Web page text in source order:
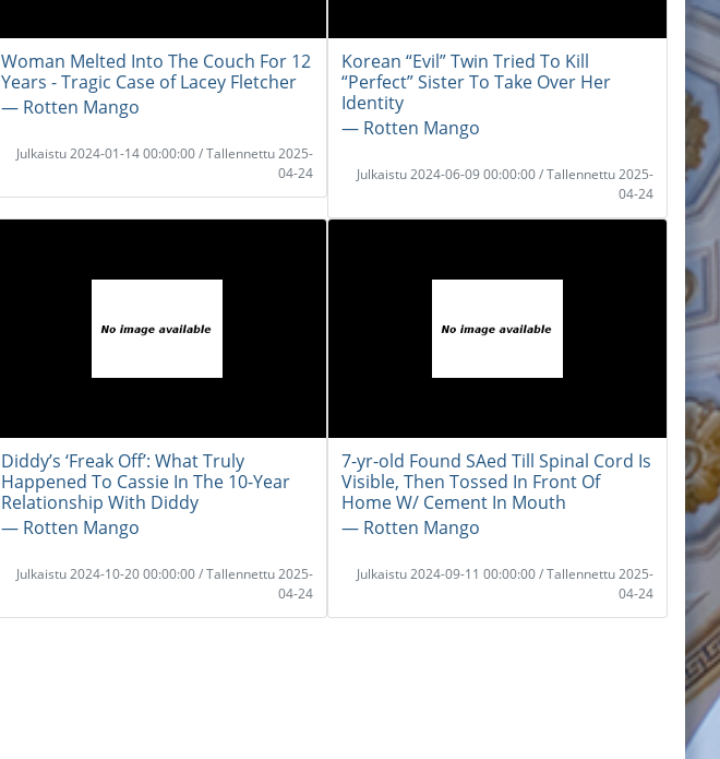
Woman Melted Into The Couch For 12
Years - Tragic Case of Lacey Fletcher
― Rotten Mango
Julkaistu 2024-01-14 00:00:00 / Tallennettu 2025-
04-24
Korean “Evil” Twin Tried To Kill
“Perfect” Sister To Take Over Her
Identity
― Rotten Mango
Julkaistu 2024-06-09 00:00:00 / Tallennettu 2025-
04-24
Diddy’s ‘Freak Off’: What Truly
Happened To Cassie In The 10-Year
Relationship With Diddy
― Rotten Mango
Julkaistu 2024-10-20 00:00:00 / Tallennettu 2025-
04-24
7-yr-old Found SAed Till Spinal Cord Is
Visible, Then Tossed In Front Of
Home W/ Cement In Mouth
― Rotten Mango
Julkaistu 2024-09-11 00:00:00 / Tallennettu 2025-
04-24